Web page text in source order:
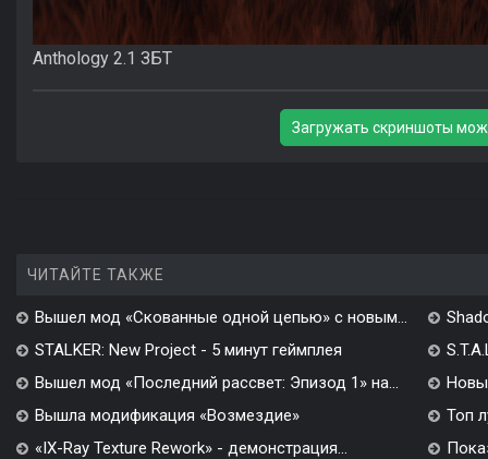
Anthology 2.1 ЗБТ
Загружать скриншоты
ЧИТАЙТЕ ТАКЖЕ
Вышел мод «Скованные одной цепью» с новым...
STALKER: New Project - 5 минут геймплея
Вышел мод «Последний рассвет: Эпизод 1» на...
Вышла модификация «Возмездие»
Топ
«IX-Ray Texture Rework» - демонстрация...